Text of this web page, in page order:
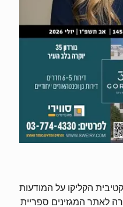
הקליקו על המודעות
לאתר המגזינים ספריית